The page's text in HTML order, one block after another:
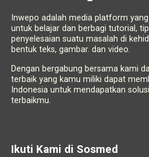
Inwepo adalah media platform
untuk belajar dan berbagi tutorial,
penyelesaian suatu masalah di
bentuk teks, gambar. dan video.
Dengan bergabung bersama kami
terbaik yang kamu miliki dapat
Indonesia untuk mendapatkan
terbaikmu.
Ikuti Kami di Sosmed